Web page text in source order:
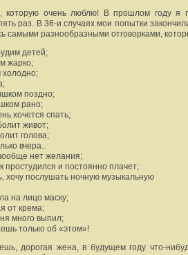
очень люблю! В прошлом году я
раз. В 36-и случаях мои попытки
самыми разнообразными отговорками,
детей;
жарко;
поздно;
рано;
хочется спать;
живот;
голова;
вчера..
нет желания;
простудился и постоянно плачет;
хочу послушать ночную музыкальную
на лицо маску;
от крема;
много выпил;
только об «этом»!
дорогая жена, в будущем году что-